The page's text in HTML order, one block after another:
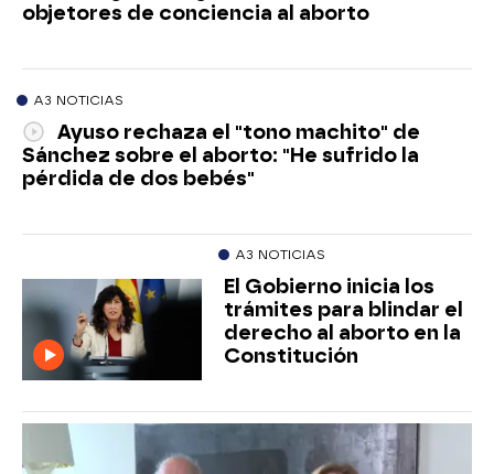
objetores de conciencia al aborto
A3 NOTICIAS
Ayuso rechaza el "tono machito" de
Sánchez sobre el aborto: "He sufrido la
pérdida de dos bebés"
A3 NOTICIAS
El Gobierno inicia los
trámites para blindar el
derecho al aborto en la
Constitución